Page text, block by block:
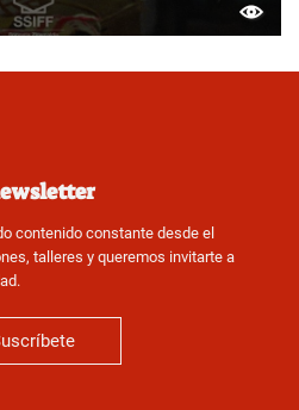
contenido constante desde el
talleres y queremos invitarte a